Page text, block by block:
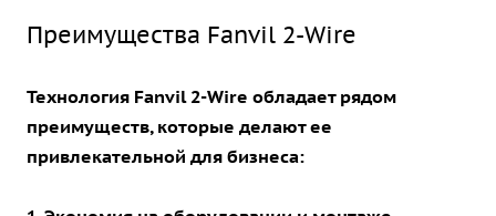
Преимущества Fanvil 2-Wire
Технология Fanvil 2-Wire обладает рядом
преимуществ, которые делают ее
привлекательной для бизнеса: